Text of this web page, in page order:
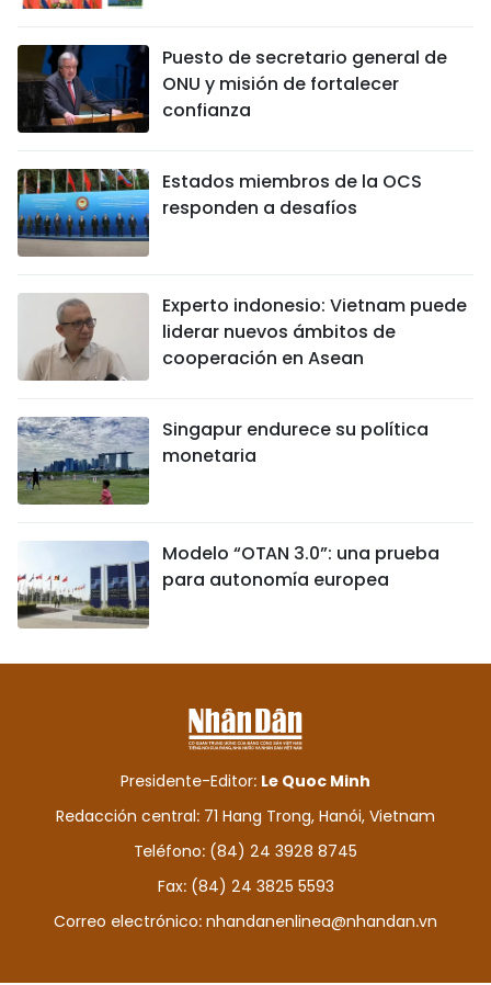
Puesto de secretario general de
ONU y misión de fortalecer
confianza
Estados miembros de la OCS
responden a desafíos
Experto indonesio: Vietnam puede
liderar nuevos ámbitos de
cooperación en Asean
Singapur endurece su política
monetaria
Modelo “OTAN 3.0”: una prueba
para autonomía europea
Presidente-Editor: Le Quoc Minh
Redacción central: 71 Hang Trong, Hanói, Vietnam
Teléfono: (84) 24 3928 8745
Fax: (84) 24 3825 5593
Correo electrónico: nhandanenlinea@nhandan.vn